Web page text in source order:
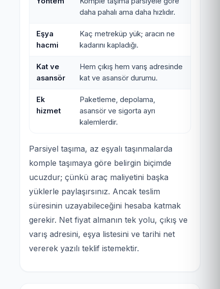
daha pahalı ama daha hızlıdır.
Eşya
hacmi
Kaç metreküp yük; aracın ne
kadarını kapladığı.
Kat ve
asansör
Hem çıkış hem varış adresinde
kat ve asansör durumu.
Ek
hizmet
Paketleme, depolama,
asansör ve sigorta ayrı
kalemlerdir.
Parsiyel taşıma, az eşyalı taşınmalarda
komple taşımaya göre belirgin biçimde
ucuzdur; çünkü araç maliyetini başka
yüklerle paylaşırsınız. Ancak teslim
süresinin uzayabileceğini hesaba katmak
gerekir. Net fiyat almanın tek yolu, çıkış ve
varış adresini, eşya listesini ve tarihi net
vererek yazılı teklif istemektir.